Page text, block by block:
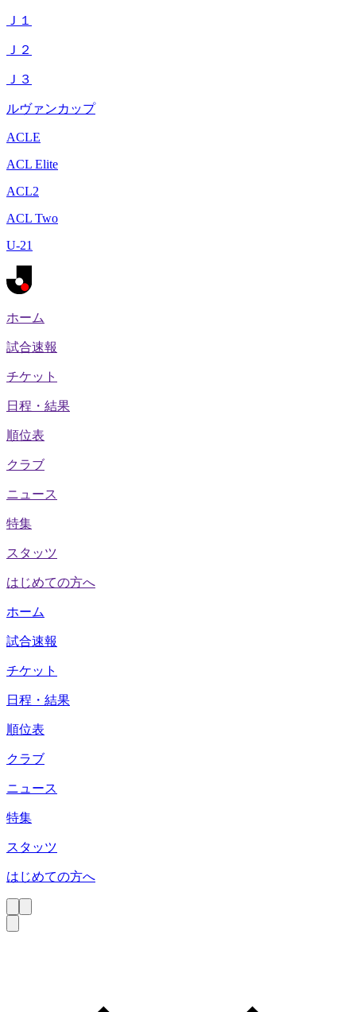
Ｊ１
Ｊ２
Ｊ３
ルヴァンカップ
ACLE
ACL Elite
ACL2
ACL Two
U-21
ホーム
試合速報
チケット
日程・結果
順位表
クラブ
ニュース
特集
スタッツ
はじめての方へ
ホーム
試合速報
チケット
日程・結果
順位表
クラブ
ニュース
特集
スタッツ
はじめての方へ